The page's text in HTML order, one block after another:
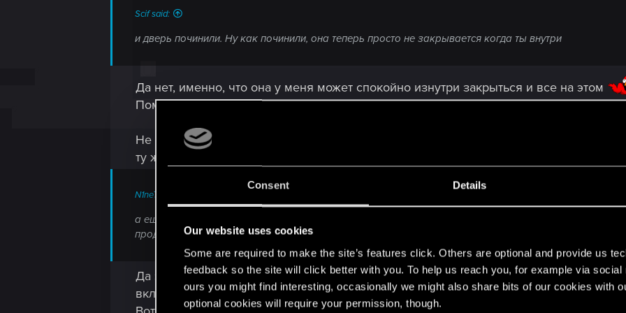
Consent Details
Our website uses cookies
Some are required to make the site’s features click. Others are optional and provide us
feedback so the site will click better with you. To help us reach you, for example via
ours you might find interesting, occasionally we might also share bits of our cookies with
optional cookies will require your permission, though.
Scif said:
и дверь починили. Ну как починили, она теперь просто не закрывается когда ты внутри
Да нет, именно, что она у меня может спокойно изнутри закрыться и все на этом
Помогает только F5 - F9, т.к. дверь автоматом становится открытой (правда потом
Не понимаю что там у них за проблема с этой дверью приключилась и почему ее
ту же входную.
N1neTa1ls said:
а еще радио в тачке испортили, нельзя больше перелистывать станции, на R оно просто
продолжает играть
Да это привыкнуть за несколько минут можно. В любом случае так лучше, что
включить.